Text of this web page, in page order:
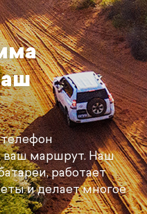
ваш маршрут. Наш
работает
и делает многое